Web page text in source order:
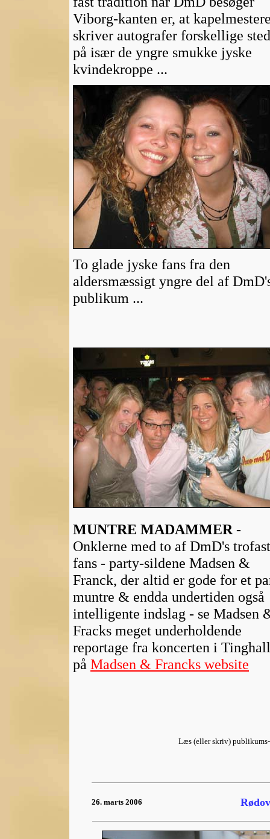
Viborg-kanten er, at
skriver autografer forskellige
på især de yngre smukke jyske
kvindekroppe ...
To glade jyske fans fra den
aldersmæssigt yngre del af
publikum ...
MUNTRE MADAMMER -
Onklerne med to af DmD's
fans - party-sildene Madsen &
Franck, der altid er gode for et
muntre & endda undertiden også
intelligente indslag - se Madsen
Fracks meget underholdende
reportage fra koncerten i
på Madsen & Francks website
Læs (eller skriv)
26. marts 2006